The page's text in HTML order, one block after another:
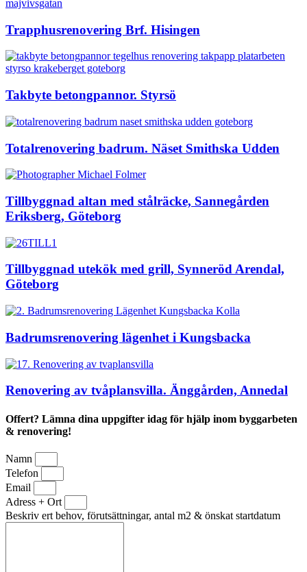
Trapphusrenovering Brf. Hisingen
Takbyte betongpannor. Styrsö
Totalrenovering badrum. Näset Smithska Udden
Tillbyggnad altan med stålräcke, Sannegården
Eriksberg, Göteborg
Tillbyggnad utekök med grill, Synneröd Arendal,
Göteborg
Badrumsrenovering lägenhet i Kungsbacka
Renovering av tvåplansvilla. Änggården, Annedal
Offert? Lämna dina uppgifter idag för hjälp inom byggarbeten
& renovering!
Namn
Telefon
Email
Adress + Ort
Beskriv ert behov, förutsättningar, antal m2 & önskat startdatum